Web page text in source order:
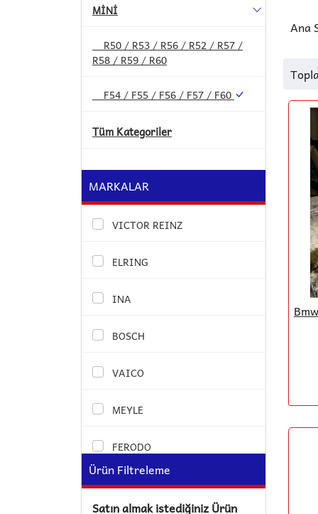
MİNİ
R50 / R53 / R56 / R52 / R57 /
R58 / R59 / R60
F54 / F55 / F56 / F57 / F60
Tüm Kategoriler
MARKALAR
VICTOR REINZ
ELRING
INA
BOSCH
VAICO
MEYLE
FERODO
MANN
Ürün Filtreleme
Satın almak istediğiniz Ürün
Ana